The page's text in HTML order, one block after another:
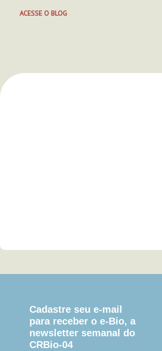
ACESSE O BLOG
Cadastre seu e-mail
para receber o e-Bio, a
newsletter semanal do
CRBio-04